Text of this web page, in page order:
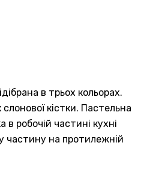
в трьох кольорах.
кістки. Пастельна
робочій частині кухні
частину на протилежній